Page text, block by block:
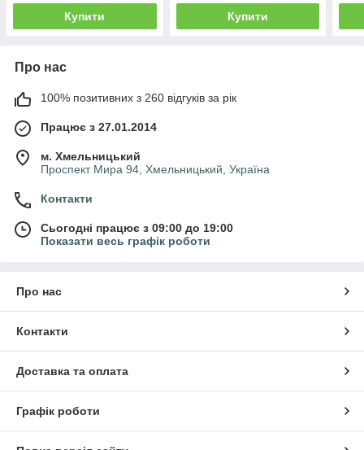
Купити Купити
Про нас
100% позитивних з 260 відгуків за рік
Працює з 27.01.2014
м. Хмельницький
Проспект Мира 94, Хмельницький, Україна
Контакти
Сьогодні працює з 09:00 до 19:00
Показати весь графік роботи
Про нас
Контакти
Доставка та оплата
Графік роботи